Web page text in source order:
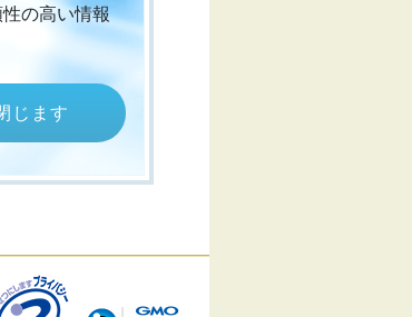
の高い情報
じます